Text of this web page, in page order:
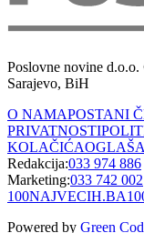
Poslovne novine
Sarajevo, BiH
O NAMAPOSTANI
PRIVATNOSTI
KOLAČIĆA
Redakcija:033 974 886
Marketing:033 742 002
100NAJVECIH.BA
Powered by Green